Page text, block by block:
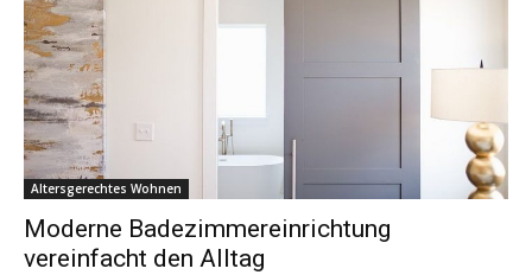
Altersgerechtes Wohnen
Moderne Badezimmereinrichtung
vereinfacht den Alltag